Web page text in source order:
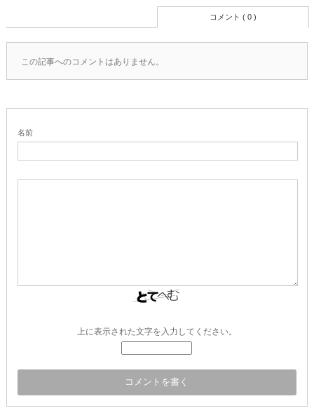
コメント ( 0 )
この記事へのコメントはありません。
名前
上に表示された文字を入力してください。